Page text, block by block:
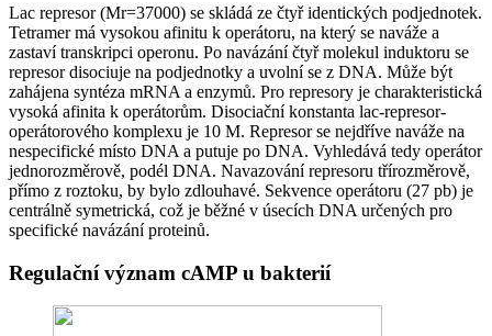
Lac represor (Mr=37000) se skládá ze čtyř identických podjednotek.
Tetramer má vysokou afinitu k operátoru, na který se naváže a
zastaví transkripci operonu. Po navázání čtyř molekul induktoru se
represor disociuje na podjednotky a uvolní se z DNA. Může být
zahájena syntéza mRNA a enzymů. Pro represory je charakteristická
vysoká afinita k operátorům. Disociační konstanta lac-represor-
operátorového komplexu je 10 M. Represor se nejdříve naváže na
nespecifické místo DNA a putuje po DNA. Vyhledává tedy operátor
jednorozměrově, podél DNA. Navazování represoru třírozměrově,
přímo z roztoku, by bylo zdlouhavé. Sekvence operátoru (27 pb) je
centrálně symetrická, což je běžné v úsecích DNA určených pro
specifické navázání proteinů.
Regulační význam cAMP u bakterií